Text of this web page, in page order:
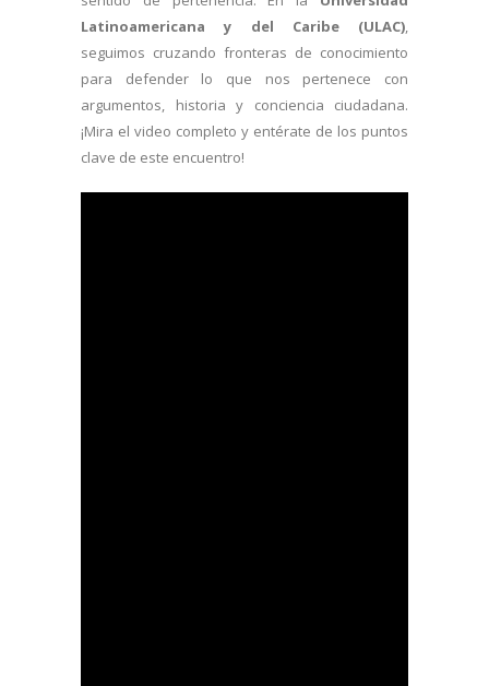
Latinoamericana y del Caribe (ULAC),
seguimos cruzando fronteras de conocimiento
para defender lo que nos pertenece con
argumentos, historia y conciencia ciudadana.
¡Mira el video completo y entérate de los puntos
clave de este encuentro!